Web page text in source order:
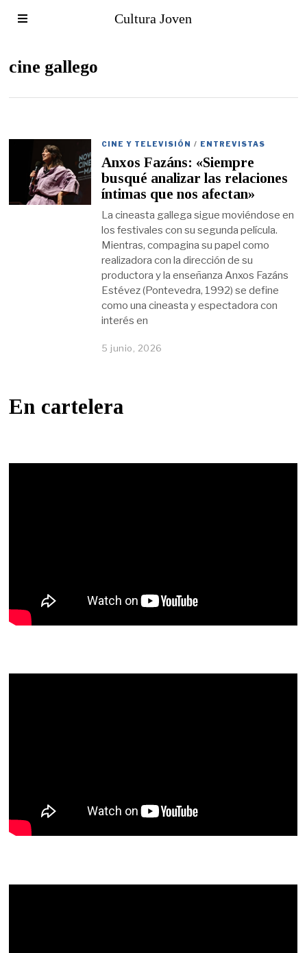
Cultura Joven
cine gallego
CINE Y TELEVISIÓN / ENTREVISTAS
Anxos Fazáns: «Siempre
busqué analizar las relaciones
íntimas que nos afectan»
La cineasta gallega sigue moviéndose en
los festivales con su segunda película.
Mientras, compagina su papel como
realizadora con la dirección de su
productora y la enseñanza Anxos Fazáns
Estévez (Pontevedra, 1992) se define
como una cineasta y espectadora con
interés en
5 junio, 2026
En cartelera